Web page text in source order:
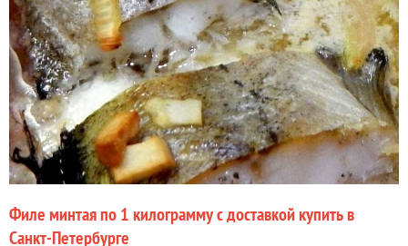
Филе минтая по 1 килограмму с доставкой купить в
Санкт-Петербурге